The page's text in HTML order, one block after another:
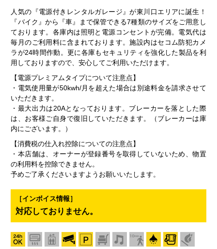
人気の『電源付きレンタルガレージ』が東川口エリアに誕生！
『バイク』から『車』まで保管できる7種類のサイズをご用意し
ております。各庫内は照明と電源コンセントが完備。電気代は
毎月のご利用料に含まれております。施設内はセコム防犯カメ
ラが24時間作動。更に各庫もセキュリティを強化した製品を利
用しておりますので、安心してご利用いただけます。
【電源プレミアムタイプについて注意点】
・電気使用量が50kwh/月を超えた場合は別途料金を請求させて
いただきます。
・最大出力は20Aとなっております。ブレーカーを落とした際
は、お客様ご自身で復旧していただきます。（ブレーカーは庫
内にございます。）
【消費税の仕入れ控除についての注意点】
・本店舗は、オーナーが登録番号を取得していないため、物置
の利用料を控除できません。
予めご了承くださいますようお願いいたします。
［インボイス情報］
対応しておりません。